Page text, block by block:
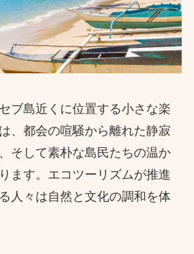
ブ島近くに位置する小さな楽
、都会の喧騒から離れた静寂
そして素朴な島民たちの温か
ます。エコツーリズムが推進
人々は自然と文化の調和を体